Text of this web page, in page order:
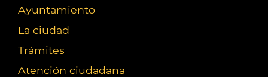
Ayuntamiento
La ciudad
Trámites
Atención ciudadana